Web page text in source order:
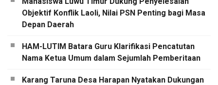
Objektif Konflik Laoli, Nilai PSN Penting bagi Masa
Depan Daerah
HAM-LUTIM Batara Guru Klarifikasi Pencatutan
Nama Ketua Umum dalam Sejumlah Pemberitaan
Karang Taruna Desa Harapan Nyatakan Dukungan